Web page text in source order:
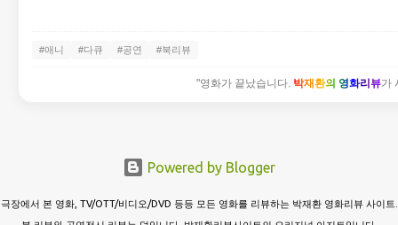
#애니 #다큐 #공연 #북리뷰
"영화가 끝났습니다. 박재환의 영화리뷰가
Powered by Blogger
극장에서 본 영화, TV/OTT/비디오/DVD 등등 모든 영화를 리뷰하는 박재환 영화리뷰 사이트.